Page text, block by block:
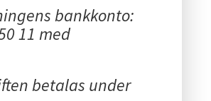
bankkonto:
11 med
betalas under